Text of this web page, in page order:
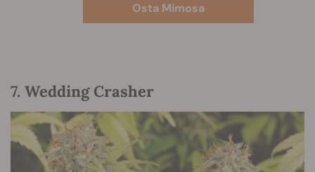
Osta Mimosa
7. Wedding Crasher